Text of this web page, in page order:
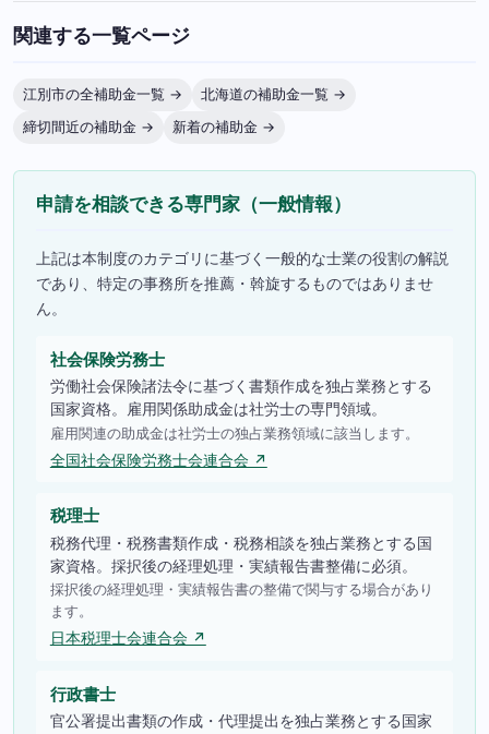
関連する一覧ページ
江別市の全補助金一覧 →
北海道の補助金一覧 →
締切間近の補助金 →
新着の補助金 →
申請を相談できる専門家（一般情報）
上記は本制度のカテゴリに基づく一般的な士業の役割の解説
であり、特定の事務所を推薦・斡旋するものではありませ
ん。
社会保険労務士
労働社会保険諸法令に基づく書類作成を独占業務とする
国家資格。雇用関係助成金は社労士の専門領域。
雇用関連の助成金は社労士の独占業務領域に該当します。
全国社会保険労務士会連合会 ↗
税理士
税務代理・税務書類作成・税務相談を独占業務とする国
家資格。採択後の経理処理・実績報告書整備に必須。
採択後の経理処理・実績報告書の整備で関与する場合があり
ます。
日本税理士会連合会 ↗
行政書士
官公署提出書類の作成・代理提出を独占業務とする国家